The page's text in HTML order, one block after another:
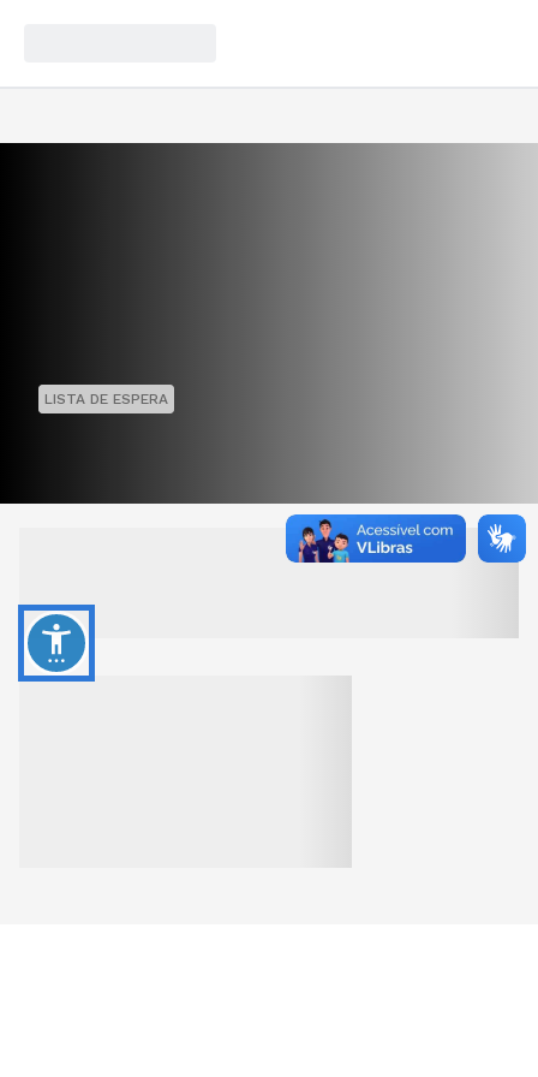
LISTA DE ESPERA